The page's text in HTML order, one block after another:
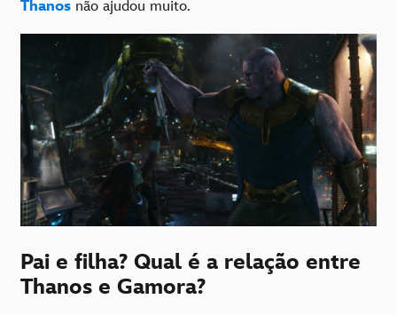
Thanos não ajudou muito.
Pai e filha? Qual é a relação entre
Thanos e Gamora?